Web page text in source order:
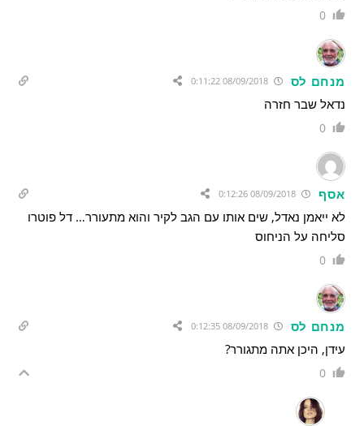
0
מנחם לס 08/09/2018 0:11:22
נדאל שבר חזרה
0
אסף
לא ייאמן נאדל, שים אותו עם הגב לקיר והוא מתעורר… דל פוטרו
סליחה על הניחוס
0
מנחם לס 08/09/2018 0:12:35
עידן, היכן אתה מתגורר?
0